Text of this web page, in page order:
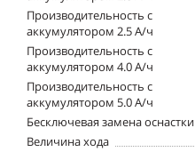
Производительность с
аккумулятором 2.5 А/ч
Производительность с
аккумулятором 4.0 А/ч
Производительность с
аккумулятором 5.0 А/ч
Бесключевая замена оснастки
Величина хода